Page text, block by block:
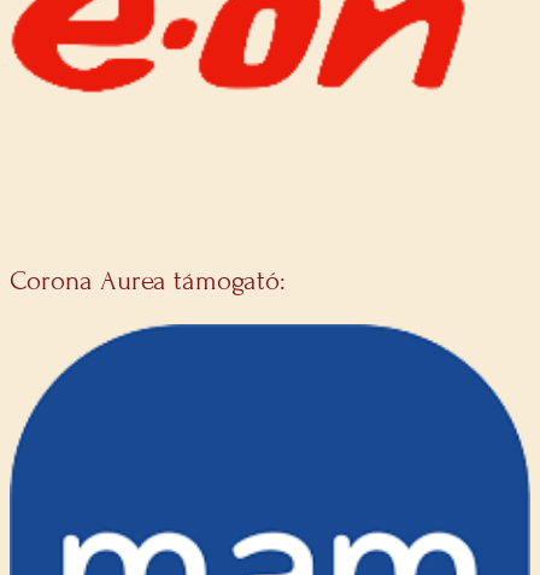
Corona Aurea támogató: